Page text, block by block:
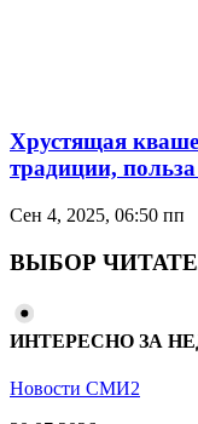
Хрустящая
традиции,
Сен 4, 2025, 06:50 пп
ВЫБОР
ИНТЕРЕСНО ЗА
Новости СМИ2